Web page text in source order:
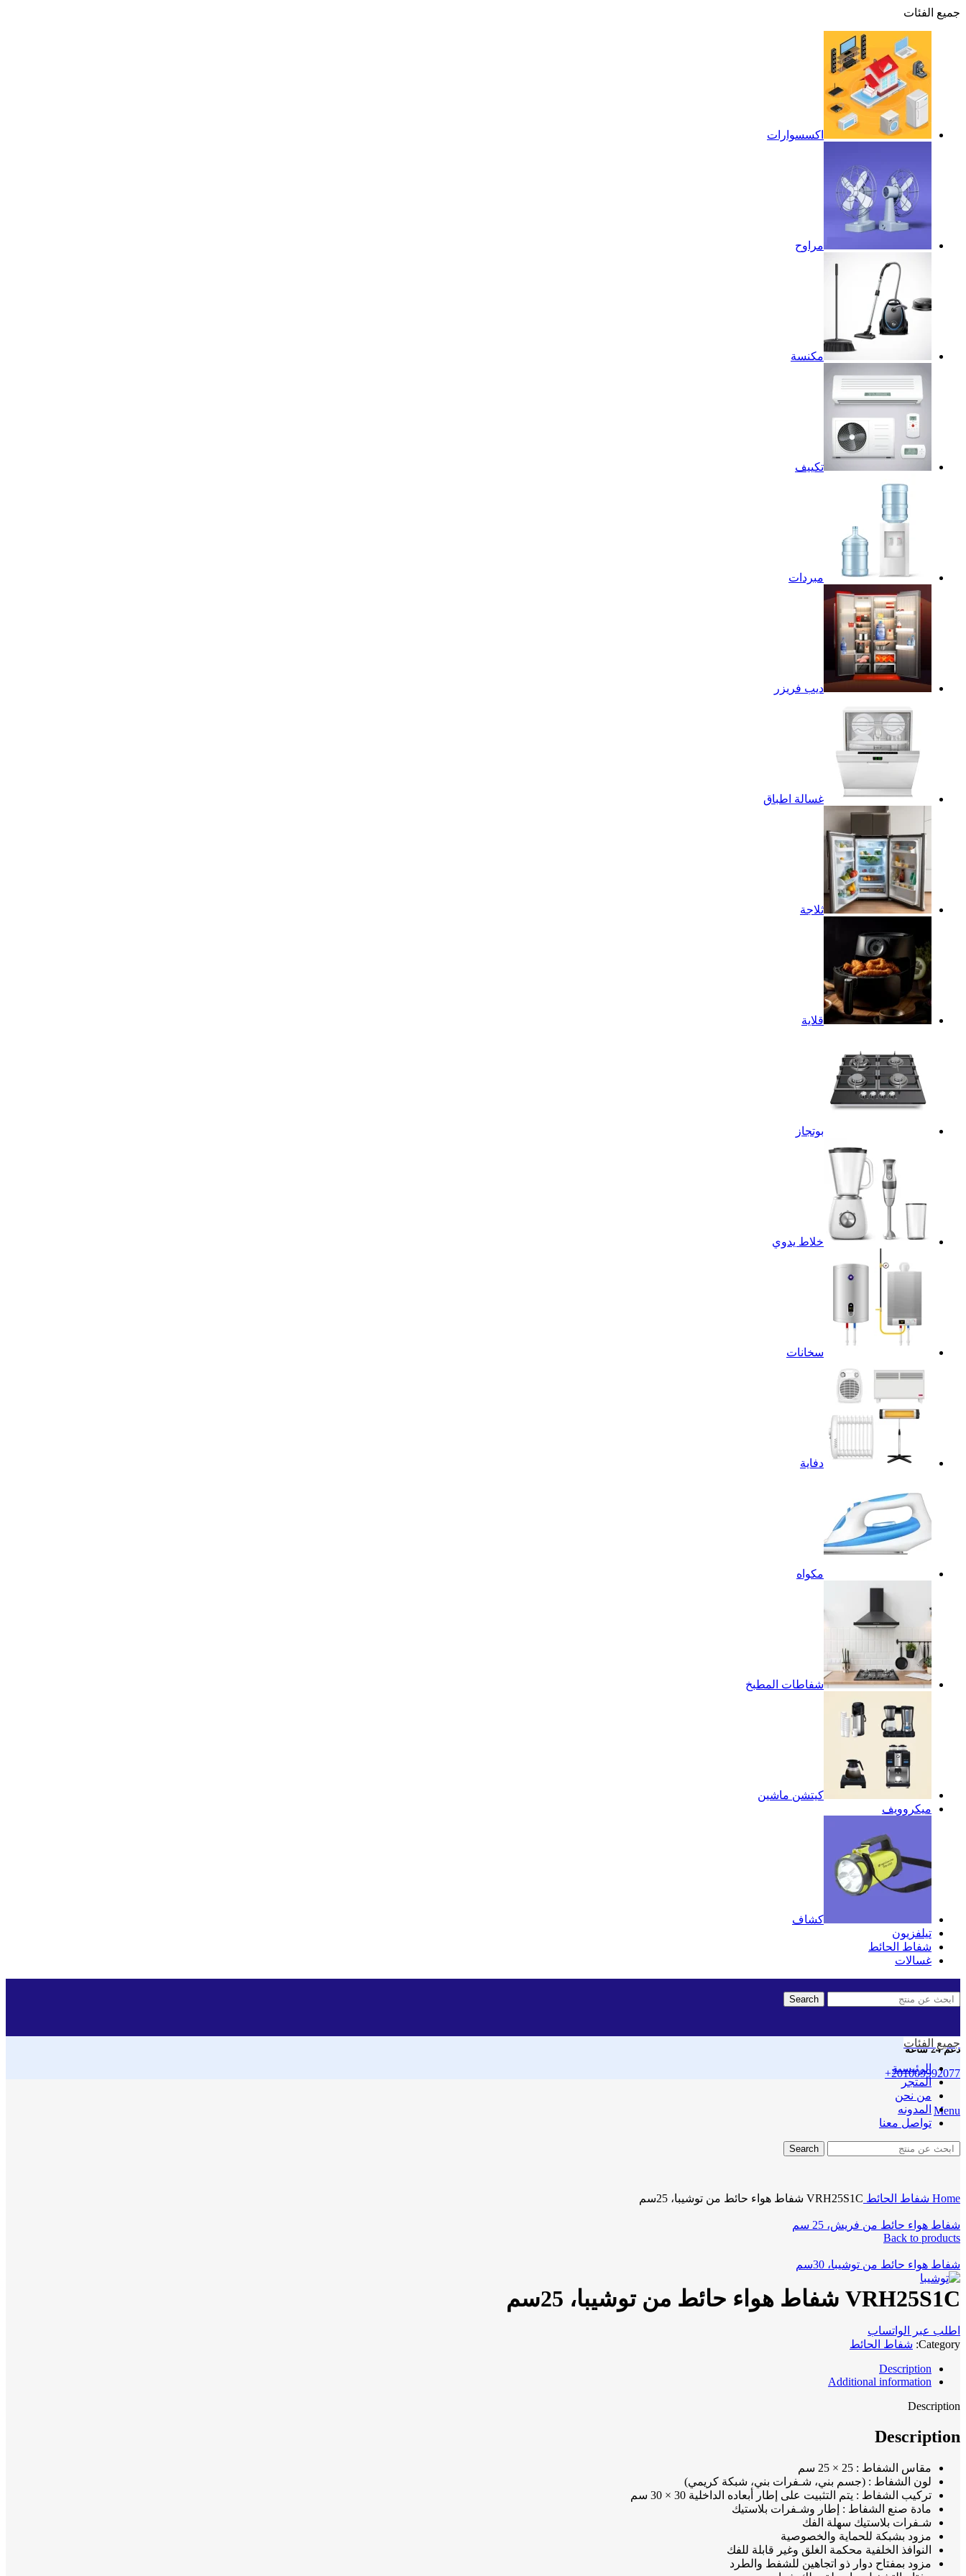
جميع الفئات
اكسسوارات
مراوح
مكنسة
تكييف
مبردات
ديب فريزر
غسالة اطباق
ثلاجة
قلاية
بوتجاز
خلاط يدوي
سخانات
دفاية
مكواه
شفاطات المطبخ
كيتشن ماشين
ميكروويف
كشاف
تيلفزيون
شفاط الحائط
غسالات
Search
دعم 24 ساعه
+201009992077
Menu
جميع الفئات
الرئيسية
المتجر
من نحن
المدونه
تواصل معنا
Search
Sold out
Click to enlarge
Home شفاط الحائط VRH25S1C شفاط هواء حائط من توشيبا، 25سم
شفاط هواء حائط من فريش، 25 سم
Back to products
شفاط هواء حائط من توشيبا، 30سم
VRH25S1C شفاط هواء حائط من توشيبا، 25سم
اطلب عبر الواتساب
Category: شفاط الحائط
Description
Additional information
Description
Description
مقاس الشفاط : 25 × 25 سم
لون الشفاط : (جسم بني، شـفرات بني، شبكة كريمي)
تركيب الشفاط : يتم التثبيت على إطار أبعاده الداخلية 30 × 30 سم
مادة صنع الشفاط : إطار وشـفرات بلاستيك
شـفرات بلاستيك سهلة الفك
مزود بشبكة للحماية والخصوصية
النوافذ الخلفية محكمة الغلق وغير قابلة للفك
مزود بمفتاح دوار ذو اتجاهين للشفط والطرد